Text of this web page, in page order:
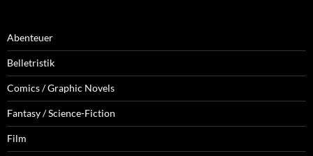
Abenteuer
Belletristik
Comics / Graphic Novels
Fantasy / Science-Fiction
Film